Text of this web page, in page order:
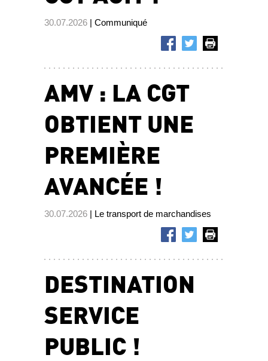
30.07.2026 | Communiqué
AMV : LA CGT
OBTIENT UNE
PREMIÈRE
AVANCÉE !
30.07.2026 | Le transport de marchandises
DESTINATION
SERVICE
PUBLIC !